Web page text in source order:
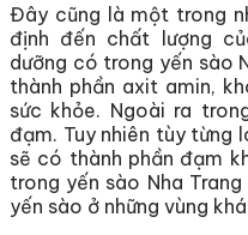
Đây cũng là một trong
định đến chất lượng
dưỡng có trong yến sào
thành phần axit amin,
sức khỏe. Ngoài ra
đạm. Tuy nhiên tùy từng
sẽ có thành phần đạm
trong yến sào Nha
yến sào ở những vùng